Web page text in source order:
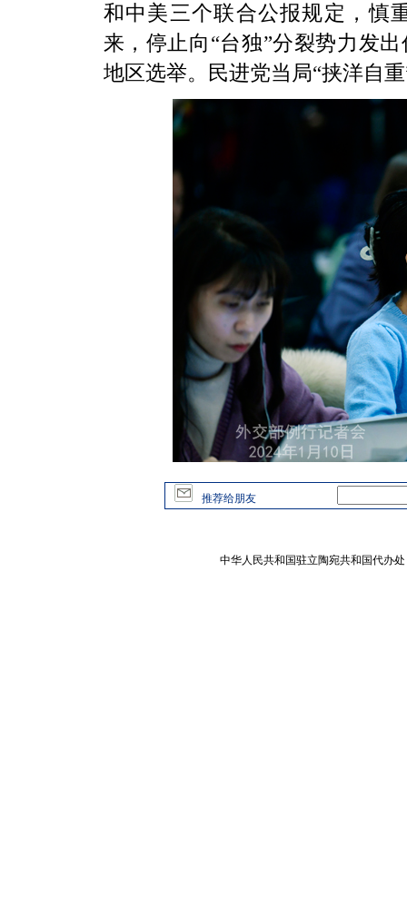
和中美三个联合公报规定，慎
来，停止向“台独”分裂势力发
地区选举。民进党当局“挟洋自
推荐给朋友
中华人民共和国驻立陶宛共和国代办处